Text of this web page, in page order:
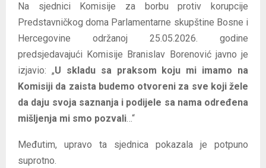
Na sjednici Komisije za borbu protiv korupcije
Predstavničkog doma Parlamentarne skupštine Bosne i
Hercegovine održanoj 25.05.2026. godine
predsjedavajući Komisije Branislav Borenović javno je
izjavio: „U skladu sa praksom koju mi imamo na
Komisiji da zaista budemo otvoreni za sve koji žele
da daju svoja saznanja i podijele sa nama određena
mišljenja mi smo pozvali…“
Međutim, upravo ta sjednica pokazala je potpuno
suprotno.